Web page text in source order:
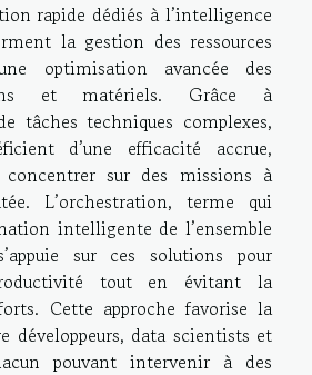
rapide dédiés à l’intelligence
la gestion des ressources
optimisation avancée des
et matériels. Grâce à
tâches techniques complexes,
d’une efficacité accrue,
sur des missions à
L’orchestration, terme qui
intelligente de l’ensemble
sur ces solutions pour
tout en évitant la
Cette approche favorise la
développeurs, data scientists et
pouvant intervenir à des